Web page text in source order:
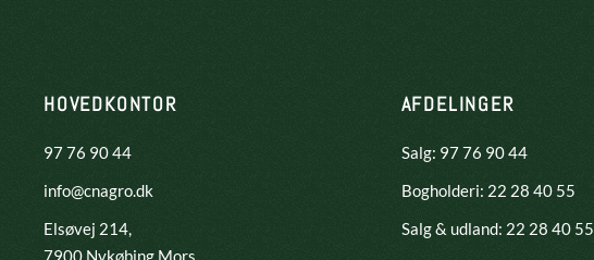
HOVEDKONTOR
97 76 90 44
info@cnagro.dk
Elsøvej 214,
​7900 Nykøbing Mors
AFDELINGER
Salg: 97 76 90 44
Bogholderi: 22 28 40 55
Salg & udland: 22 28 40 55